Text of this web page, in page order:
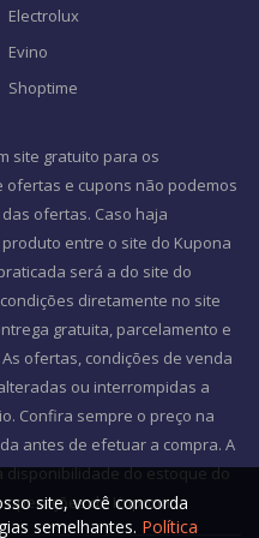
Electrolux
Evino
Shoptime
site gratuito para os
ofertas e cupons não podemos
ofertas. Caso haja
entre o site do Kupona
será a do site do
diretamente no site
gratuita, parcelamento e
ofertas, condições de venda
ou interrompidas a
Confira sempre o preço na
antes de efetuar a compra. A
disponibilidade do estoque do
operações do Kupona.
site, você concorda
semelhantes. Política